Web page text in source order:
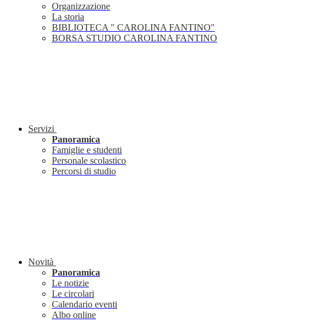
Organizzazione
La storia
BIBLIOTECA " CAROLINA FANTINO"
BORSA STUDIO CAROLINA FANTINO
Servizi
Panoramica
Famiglie e studenti
Personale scolastico
Percorsi di studio
Novità
Panoramica
Le notizie
Le circolari
Calendario eventi
Albo online